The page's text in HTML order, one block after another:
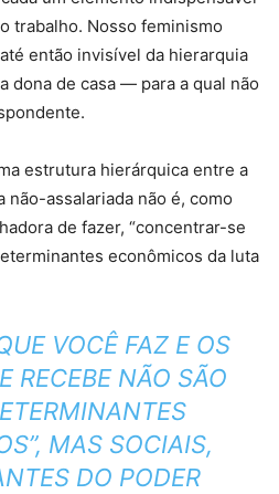
trabalho. Nosso feminismo
então invisível da hierarquia
dona de casa — para a qual não
estrutura hierárquica entre a
não-assalariada não é, como
de fazer, “concentrar-se
econômicos da luta
VOCÊ FAZ E OS
RECEBE NÃO SÃO
MAS SOCIAIS,
DO PODER